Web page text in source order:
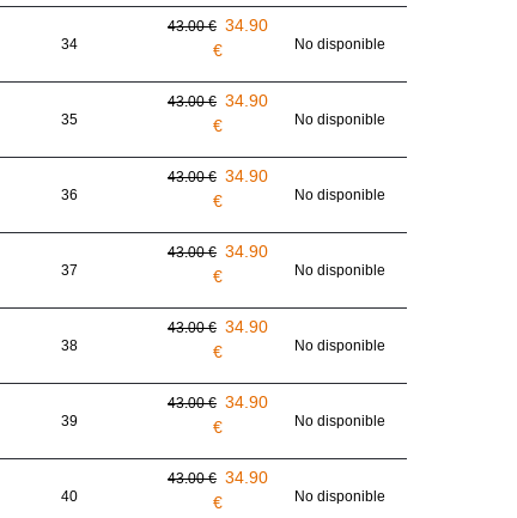
34
43.00 € 34.90
€
No disponible
35
43.00 € 34.90
€
No disponible
36
43.00 € 34.90
€
No disponible
37
43.00 € 34.90
€
No disponible
38
43.00 € 34.90
€
No disponible
39
43.00 € 34.90
€
No disponible
40
43.00 € 34.90
€
No disponible